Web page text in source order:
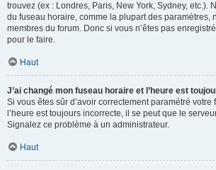
trouvez (ex : Londres, Paris, New York, Sydney, etc.).
du fuseau horaire, comme la plupart des paramètres,
membres du forum. Donc si vous n’êtes pas
pour le faire.
Haut
J’ai changé mon fuseau horaire et l’heure est
Si vous êtes sûr d’avoir correctement paramétré votre
l’heure est toujours incorrecte, il se peut que le
Signalez ce problème à un administrateur.
Haut